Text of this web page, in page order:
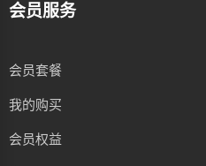
会员服务
会员套餐
我的购买
会员权益